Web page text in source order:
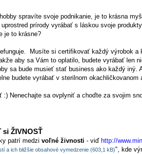
spravíte svoje podnikanie, je to krásna
prírody vyrábať s láskou svoje
je to krásne?
Musíte si certifikovať každý výrobok a
aby sa Vám to oplatilo, budete vyrábať len
sa bude musieť stať business ako každý iný.
budete vyrábať v sterilnom
:) Nenechajte sa ovplyniť a choďte za svojim
si ŽIVNOSŤ
patrí medzi voľné živnosti - viď http://
a ich bližšie obsahové vymedzenie (603,1 kB)", kde